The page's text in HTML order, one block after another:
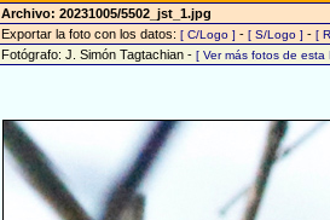
Archivo: 20231005/5502_jst_1.jpg
Exportar la foto con los datos: [ C/Logo ] - [ S/Logo ] - [
Fotógrafo: J. Simón Tagtachian - [ Ver más fotos de esta